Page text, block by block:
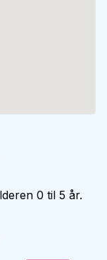
0 til 5 år.